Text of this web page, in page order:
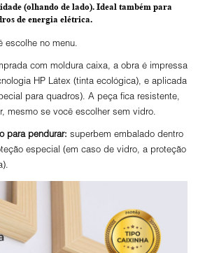
(olhando de lado). Ideal também para
de energia elétrica.
escolhe no menu.
com moldura caixa, a obra é impressa
HP Látex (tinta ecológica), e aplicada
para quadros). A peça fica resistente,
mesmo se você escolher sem vidro.
para pendurar: superbem embalado dentro
especial (em caso de vidro, a proteção